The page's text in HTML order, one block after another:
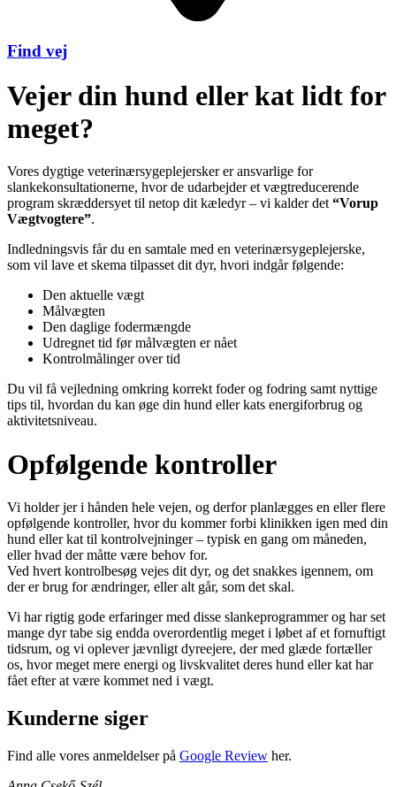
Find vej
Vejer din hund eller kat lidt for
meget?
Vores dygtige veterinærsygeplejersker er ansvarlige for
slankekonsultationerne, hvor de udarbejder et vægtreducerende
program skræddersyet til netop dit kæledyr – vi kalder det“Vorup
Vægtvogtere”.
Indledningsvis får du en samtale med en veterinærsygeplejerske,
som vil lave et skema tilpasset dit dyr, hvori indgår følgende:
Den aktuelle vægt
Målvægten
Den daglige fodermængde
Udregnet tid før målvægten er nået
Kontrolmålinger over tid
Du vil få vejledning omkring korrekt foder og fodring samt nyttige
tips til, hvordan du kan øge din hund eller kats energiforbrug og
aktivitetsniveau.
Opfølgende kontroller
Vi holder jer i hånden hele vejen, og derfor planlægges en eller flere
opfølgende kontroller, hvor du kommer forbi klinikken igen med din
hund eller kat til kontrolvejninger – typisk en gang om måneden,
eller hvad der måtte være behov for.
Ved hvert kontrolbesøg vejes dit dyr, og det snakkes igennem, om
der er brug for ændringer, eller alt går, som det skal.
Vi har rigtig gode erfaringer med disse slankeprogrammer og har set
mange dyr tabe sig endda overordentlig meget i løbet af et fornuftigt
tidsrum, og vi oplever jævnligt dyreejere, der med glæde fortæller
os, hvor meget mere energi og livskvalitet deres hund eller kat har
fået efter at være kommet ned i vægt.
Kunderne siger
Find alle vores anmeldelser på Google Review her.